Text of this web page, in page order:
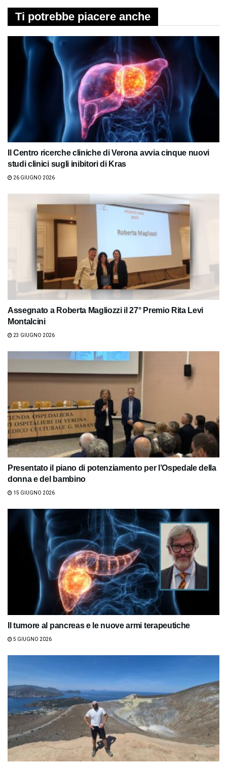
Ti potrebbe piacere anche
Il Centro ricerche cliniche di Verona avvia cinque nuovi
studi clinici sugli inibitori di Kras
26 GIUGNO 2026
Assegnato a Roberta Magliozzi il 27° Premio Rita Levi
Montalcini
23 GIUGNO 2026
Presentato il piano di potenziamento per l’Ospedale della
donna e del bambino
15 GIUGNO 2026
Il tumore al pancreas e le nuove armi terapeutiche
5 GIUGNO 2026